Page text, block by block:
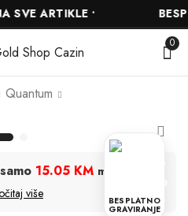
ARTIKLE •
0
Quantum
HNG791.391
212.00KM
Quantum
PWG970.699
319.00
BESPLATNO
GRAVIRANJE
15.05 KM mjesečno
više